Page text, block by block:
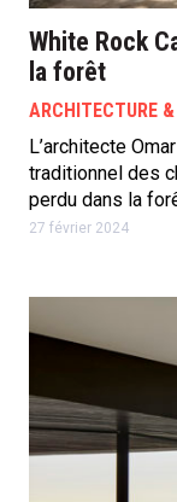
White Rock
la forêt
ARCHITECTURE &
L’architecte
traditionnel des
perdu dans la
27 février 2024